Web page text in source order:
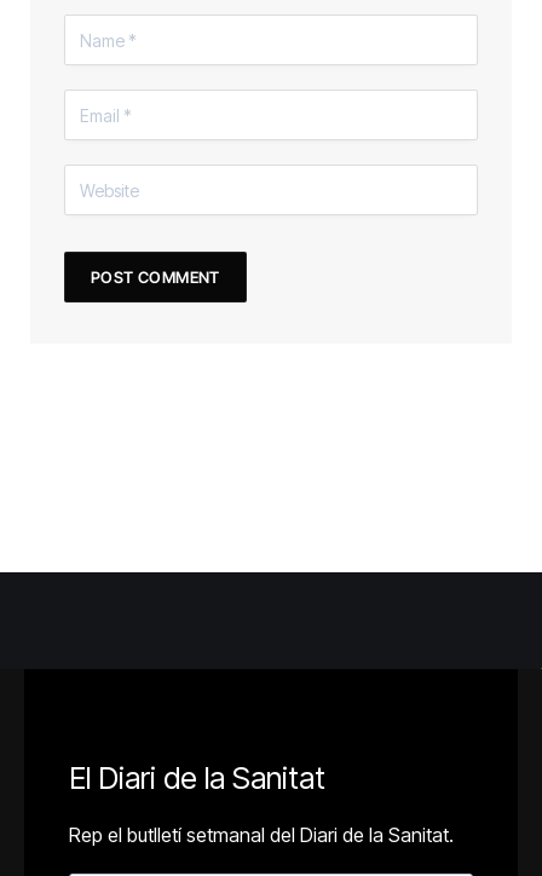
El Diari de la Sanitat
Rep el butlletí setmanal del Diari de la Sanitat.